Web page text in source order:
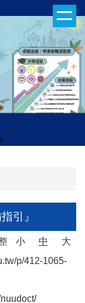
引』
小 中
大
p/412-1065-